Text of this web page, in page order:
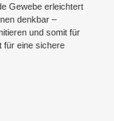
Gewebe erleichtert
denkbar –
und somit für
für eine sichere